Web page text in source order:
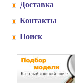
Доставка
Контакты
Поиск